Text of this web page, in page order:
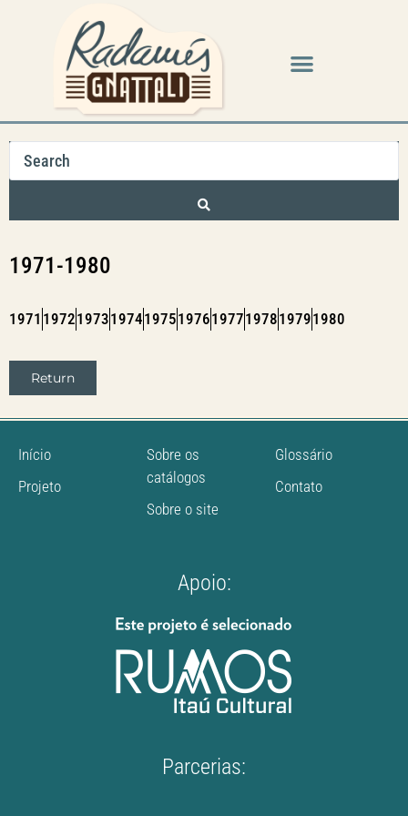
1971-1980
1971 197219731974197519761977197819791980
Return
Início
Projeto
Sobre os
catálogos
Sobre o site
Glossário
Contato
Apoio:
Parcerias: